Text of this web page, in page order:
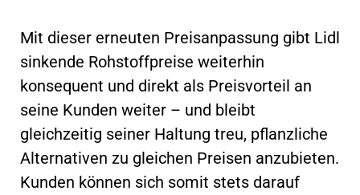
Mit dieser erneuten Preisanpassung gibt Lidl
sinkende Rohstoffpreise weiterhin
konsequent und direkt als Preisvorteil an
seine Kunden weiter – und bleibt
gleichzeitig seiner Haltung treu, pflanzliche
Alternativen zu gleichen Preisen anzubieten.
Kunden können sich somit stets darauf